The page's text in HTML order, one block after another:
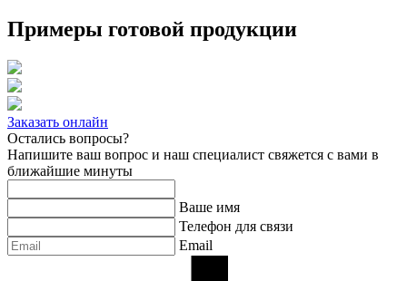
Примеры готовой продукции
Заказать онлайн
Остались вопросы?
Напишите ваш вопрос и наш специалист свяжется с вами в
ближайшие минуты
Ваше имя
Телефон для связи
Email